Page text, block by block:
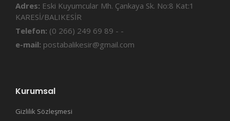
Adres: Eski Kuyumcular Mh. Çankaya Sk. No:8 Kat:1
KARESİ/BALIKESİR
Telefon: (0 266) 249 69 89 - -
e-mail: postabalikesir@gmail.com
Kurumsal
Gizlilik Sözleşmesi